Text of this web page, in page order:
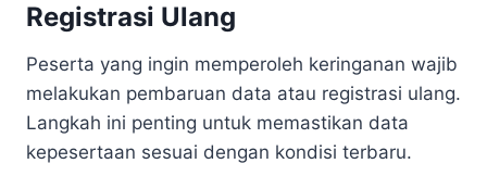
Registrasi Ulang
Peserta yang ingin memperoleh keringanan wajib
melakukan pembaruan data atau registrasi ulang.
Langkah ini penting untuk memastikan data
kepesertaan sesuai dengan kondisi terbaru.